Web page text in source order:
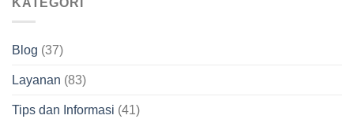
Blog (37)
Layanan (83)
Tips dan Informasi (41)